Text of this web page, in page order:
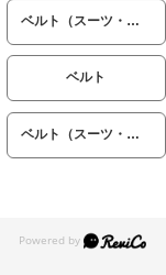
ベルト（スーツ・ビジネス）
ベルト
ベルト（スーツ・ビジネス）